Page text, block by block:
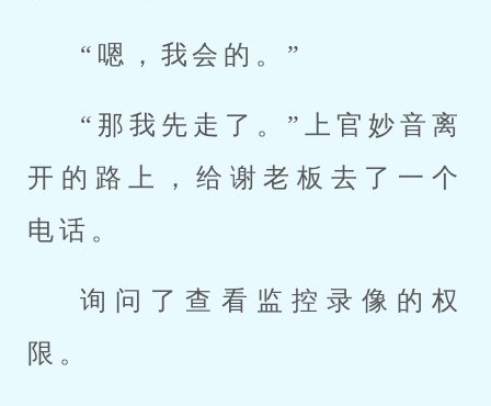
“嗯，我会的。”
“那我先走了。”上官妙音离
开的路上，给谢老板去了一个
电话。
询问了查看监控录像的权
限。